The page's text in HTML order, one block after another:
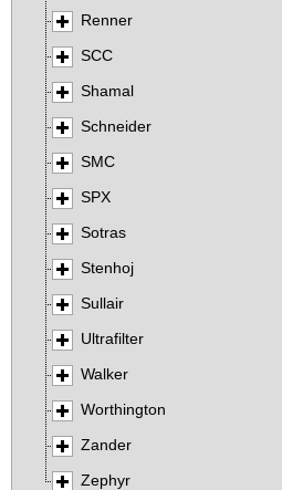
Renner
SCC
Shamal
Schneider
SMC
SPX
Sotras
Stenhoj
Sullair
Ultrafilter
Walker
Worthington
Zander
Zephyr